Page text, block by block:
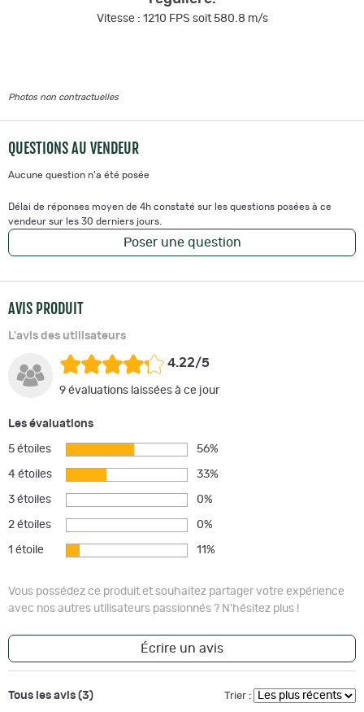
Vitesse : 1210 FPS soit 580.8 m/s
Photos non contractuelles
QUESTIONS AU VENDEUR
Aucune question n'a été posée
Délai de réponses moyen de 4h constaté sur les questions posées à ce
vendeur sur les 30 derniers jours.
Poser une question
AVIS PRODUIT
L'avis des utilisateurs
4.22/5
9 évaluations laissées à ce jour
Les évaluations
5 étoiles 56%
4 étoiles 33%
3 étoiles 0%
2 étoiles 0%
1 étoile 11%
Vous possédez ce produit et souhaitez partager votre expérience
avec nos autres utilisateurs passionnés ? N'hésitez plus !
Écrire un avis
Tous les avis (3) Trier :